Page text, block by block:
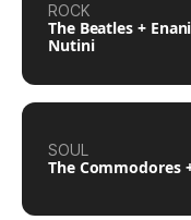
ROCK
The Beatles +
Nutini
SOUL
The Commodores